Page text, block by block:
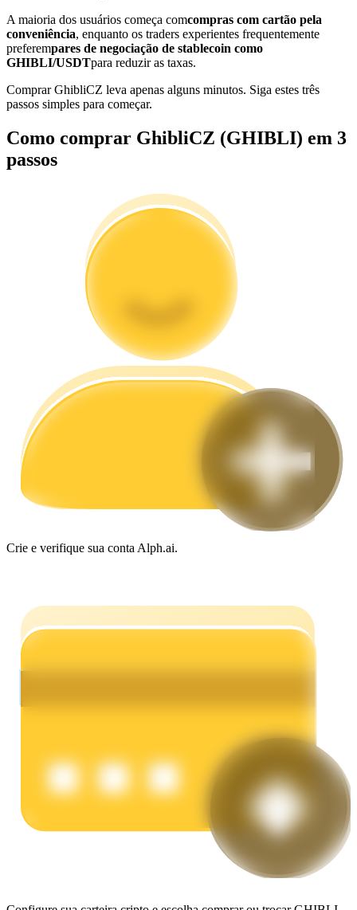
Informação
Análise de big data, incluindo informações comerciais, etc.
Guia para iniciantes em futuros
Estratégias de negociação
Ganhe recompensas competitivas diariamente
A maioria dos usuários começa comcompras com cartão pela
conveniência, enquanto os traders experientes frequentemente
preferempares de negociação de stablecoin como
GHIBLI/USDTpara reduzir as taxas.
Comprar GhibliCZ leva apenas alguns minutos. Siga estes três
passos simples para começar.
Como comprar GhibliCZ (GHIBLI) em 3
passos
Crie e verifique sua conta Alph.ai.